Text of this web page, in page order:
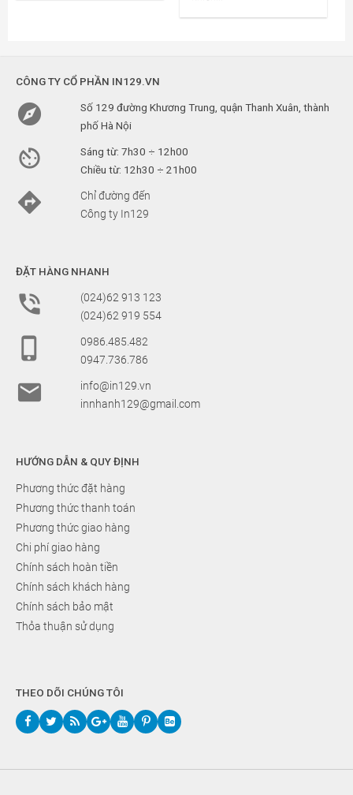
CÔNG TY CỔ PHẦN IN129.VN

Số 129 đường Khương Trung, quận Thanh Xuân, thành
phố Hà Nội

Sáng từ: 7h30 ÷ 12h00
Chiều từ: 12h30 ÷ 21h00

Chỉ đường đến
Công ty In129
ĐẶT HÀNG NHANH

(024)62 913 123
(024)62 919 554

0986.485.482
0947.736.786

info@in129.vn
innhanh129@gmail.com
HƯỚNG DẪN & QUY ĐỊNH
Phương thức đặt hàng
Phương thức thanh toán
Phương thức giao hàng
Chi phí giao hàng
Chính sách hoàn tiền
Chính sách khách hàng
Chính sách bảo mật
Thỏa thuận sử dụng
THEO DÕI CHÚNG TÔI